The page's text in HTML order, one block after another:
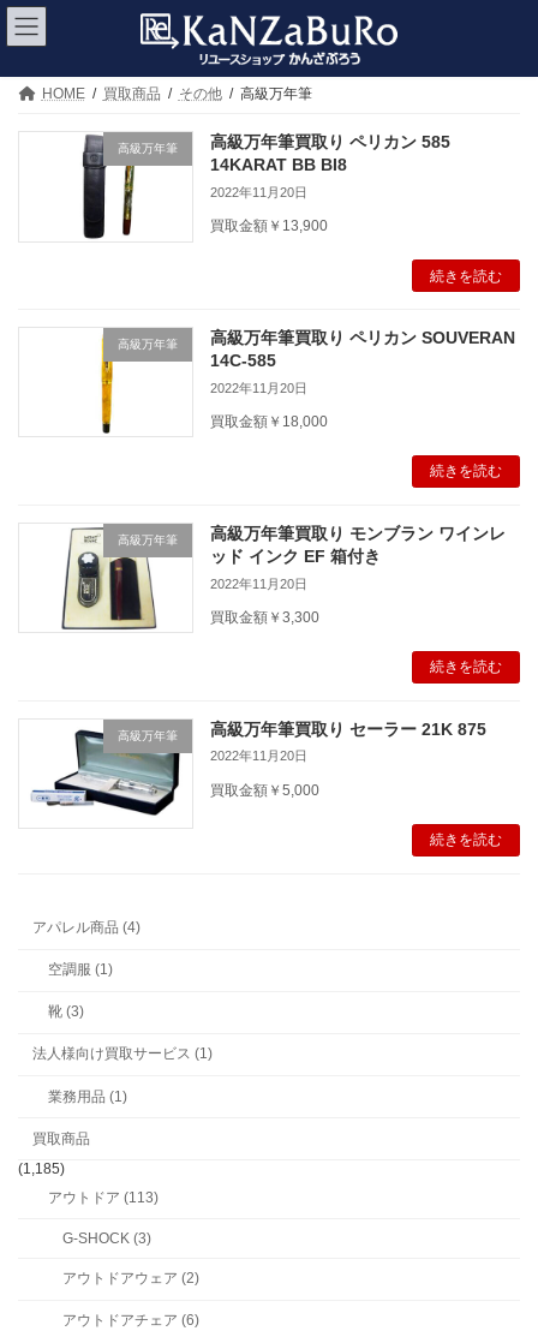
コ
ン
テ
ン
ナ
ビ
ゲ
ー
HOME 買取商品 その他 高級万年筆
高級万年筆
高級万年筆買取り ペリカン 585
14KARAT BB BI8
2022年11月20日
買取金額￥13,900
続きを読む
高級万年筆
高級万年筆買取り ペリカン SOUVERAN
14C-585
2022年11月20日
買取金額￥18,000
続きを読む
高級万年筆
高級万年筆買取り モンブラン ワインレ
ッド インク EF 箱付き
2022年11月20日
買取金額￥3,300
続きを読む
高級万年筆 高級万年筆買取り セーラー 21K 875
2022年11月20日
買取金額￥5,000
続きを読む
アパレル商品 (4)
空調服 (1)
靴 (3)
法人様向け買取サービス (1)
業務用品 (1)
買取商品
(1,185)
アウトドア (113)
G-SHOCK (3)
アウトドアウェア (2)
アウトドアチェア (6)